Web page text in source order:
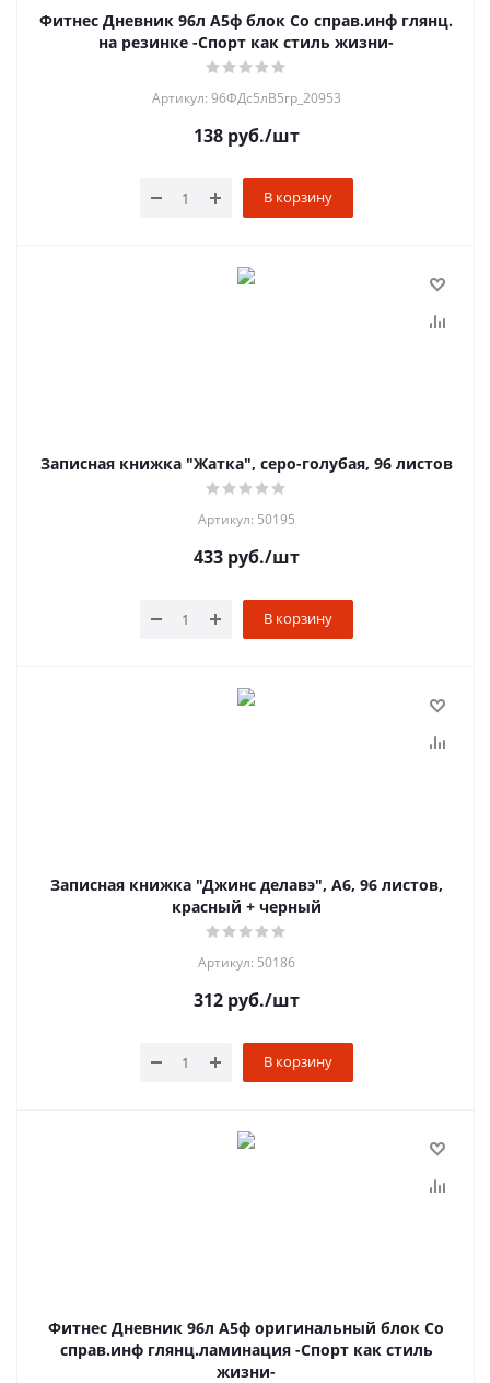
Фитнес Дневник 96л А5ф блок Со справ.инф глянц.
на резинке -Спорт как стиль жизни-
Артикул: 96ФДс5лВ5гр_20953
138руб./шт
В корзину
Записная книжка "Жатка", серо-голубая, 96 листов
Артикул: 50195
433руб./шт
В корзину
Записная книжка "Джинс делавэ", А6, 96 листов,
красный + черный
Артикул: 50186
312руб./шт
В корзину
Фитнес Дневник 96л А5ф оригинальный блок Со
справ.инф глянц.ламинация -Спорт как стиль
жизни-